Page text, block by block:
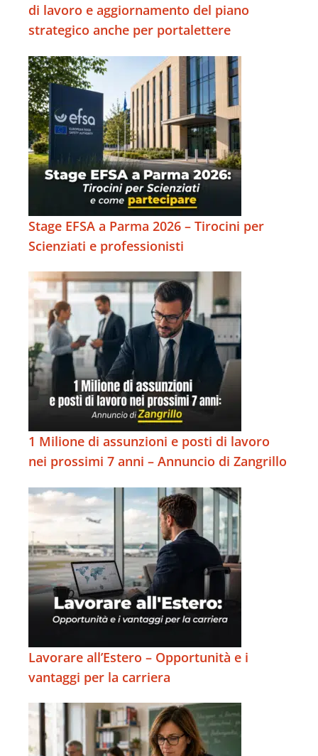
di lavoro e aggiornamento del piano
strategico anche per portalettere
Stage EFSA a Parma 2026 – Tirocini per
Scienziati e professionisti
1 Milione di assunzioni e posti di lavoro
nei prossimi 7 anni – Annuncio di Zangrillo
Lavorare all’Estero – Opportunità e i
vantaggi per la carriera